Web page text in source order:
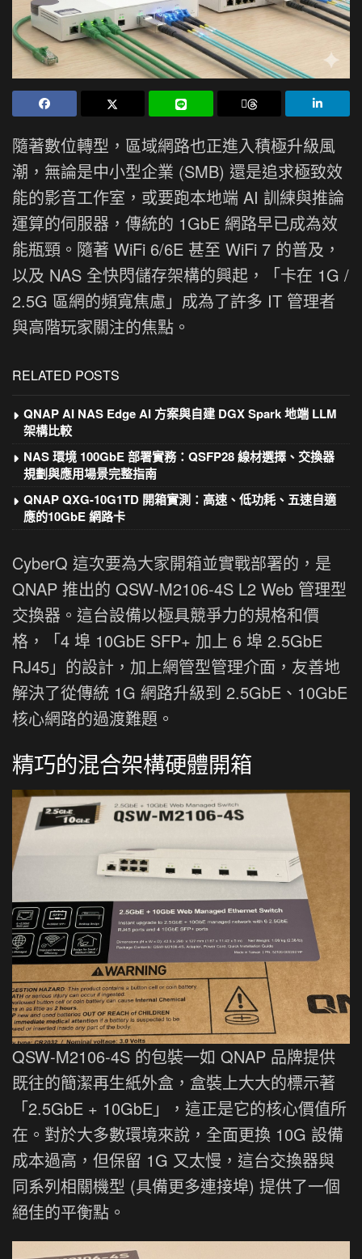
隨著數位轉型，區域網路也正進入積極升級風
潮，無論是中小型企業 (SMB) 還是追求極致效
能的影音工作室，或要跑本地端 AI 訓練與推論
運算的伺服器，傳統的 1GbE 網路早已成為效
能瓶頸。隨著 WiFi 6/6E 甚至 WiFi 7 的普及，
以及 NAS 全快閃儲存架構的興起，「卡在 1G /
2.5G 區網的頻寬焦慮」成為了許多 IT 管理者
與高階玩家關注的焦點。
RELATED POSTS
QNAP AI NAS Edge AI 方案與自建 DGX Spark 地端 LLM
架構比較
NAS 環境 100GbE 部署實務：QSFP28 線材選擇、交換器
規劃與應用場景完整指南
QNAP QXG-10G1TD 開箱實測：高速、低功耗、五速自適
應的10GbE 網路卡
CyberQ 這次要為大家開箱並實戰部署的，是
QNAP 推出的 QSW-M2106-4S L2 Web 管理型
交換器。這台設備以極具競爭力的規格和價
格，「4 埠 10GbE SFP+ 加上 6 埠 2.5GbE
RJ45」的設計，加上網管型管理介面，友善地
解決了從傳統 1G 網路升級到 2.5GbE、10GbE
核心網路的過渡難題。
精巧的混合架構硬體開箱
QSW-M2106-4S 的包裝一如 QNAP 品牌提供
既往的簡潔再生紙外盒，盒裝上大大的標示著
「2.5GbE + 10GbE」，這正是它的核心價值所
在。對於大多數環境來說，全面更換 10G 設備
成本過高，但保留 1G 又太慢，這台交換器與
同系列相關機型 (具備更多連接埠) 提供了一個
絕佳的平衡點。